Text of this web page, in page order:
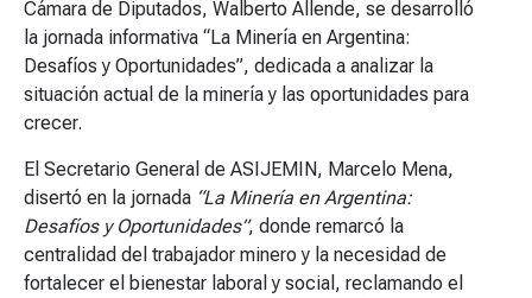
Cámara de Diputados, Walberto Allende, se desarrolló
la jornada informativa “La Minería en Argentina:
Desafíos y Oportunidades”, dedicada a analizar la
situación actual de la minería y las oportunidades para
crecer.
El Secretario General de ASIJEMIN, Marcelo Mena,
disertó en la jornada “La Minería en Argentina:
Desafíos y Oportunidades”, donde remarcó la
centralidad del trabajador minero y la necesidad de
fortalecer el bienestar laboral y social, reclamando el